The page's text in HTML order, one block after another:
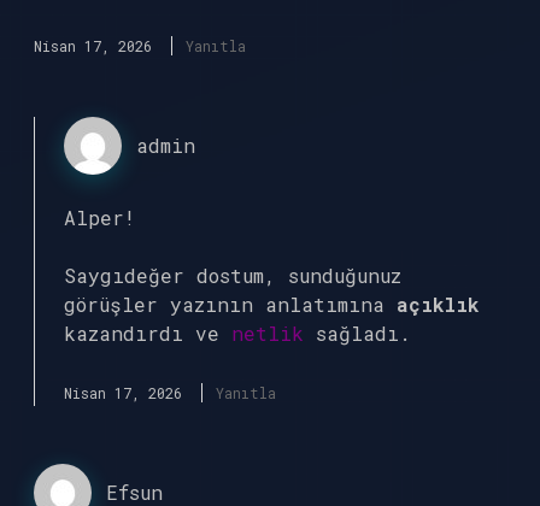
Nisan 17, 2026 Yanıtla
admin
Alper!
Saygıdeğer dostum, sunduğunuz
görüşler yazının anlatımına açıklık
kazandırdı ve netlik sağladı.
Nisan 17, 2026 Yanıtla
Efsun